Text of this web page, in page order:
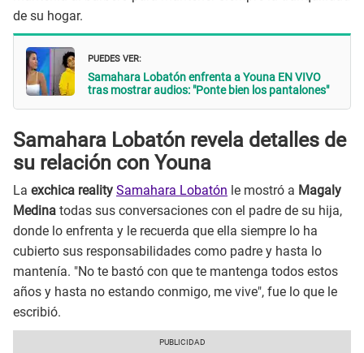
de su hogar.
PUEDES VER:
Samahara Lobatón enfrenta a Youna EN VIVO
tras mostrar audios: "Ponte bien los pantalones"
Samahara Lobatón revela detalles de
su relación con Youna
La exchica reality Samahara Lobatón le mostró a Magaly
Medina todas sus conversaciones con el padre de su hija,
donde lo enfrenta y le recuerda que ella siempre lo ha
cubierto sus responsabilidades como padre y hasta lo
mantenía. "No te bastó con que te mantenga todos estos
años y hasta no estando conmigo, me vive", fue lo que le
escribió.